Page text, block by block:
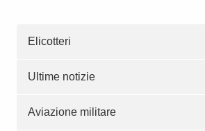
Elicotteri
Ultime notizie
Aviazione militare